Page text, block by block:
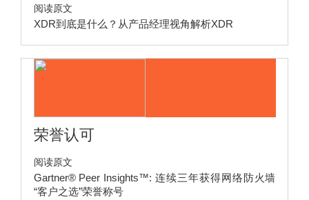
阅读原文
XDR到底是什么？从产品经理视角解析XDR
荣誉认可
阅读原文
Gartner® Peer Insights™: 连续三年获得网络防火墙
“客户之选”荣誉称号